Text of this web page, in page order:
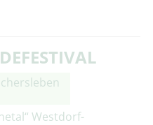
Westdorf-